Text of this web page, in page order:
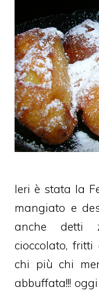
Ieri è stata la
mangiato e
anche detti
cioccolato,
chi più chi
abbuffata!!!